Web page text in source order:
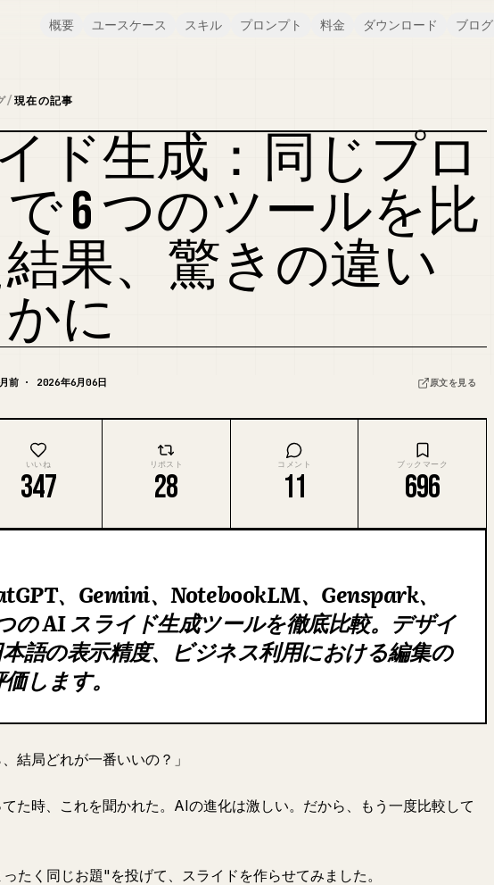
概要 ユースケース スキル プロンプト 料金 ダウンロード ブログ
/現在の記事
ド生成：同じプロ
6 つのツールを比
果、驚きの違い
に
前 · 2026年6月06日 原文を見る
いいね
347
リポスト
28
コメント
11
ブックマーク
696
、Gemini、NotebookLM、Genspark、
の AI スライド生成ツールを徹底比較。デザイ
語の表示精度、ビジネス利用における編集の
します。
結局どれが一番いいの？」
た時、これを聞かれた。AIの進化は激しい。だから、もう一度比較して
たく同じお題"を投げて、スライドを作らせてみました。